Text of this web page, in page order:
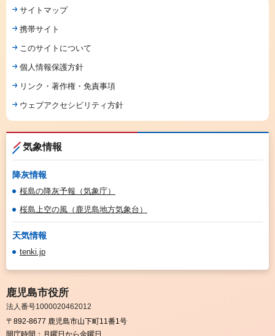
サイトマップ
携帯サイト
このサイトについて
個人情報保護方針
リンク・著作権・免責事項
ウェブアクセシビリティ方針
気象情報
降灰情報
桜島の降灰予報（気象庁）
桜島上空の風（鹿児島地方気象台）
天気情報
tenki.jp
鹿児島市役所
法人番号1000020462012
〒892-8677 鹿児島市山下町11番1号
開庁時間： 月曜日から金曜日